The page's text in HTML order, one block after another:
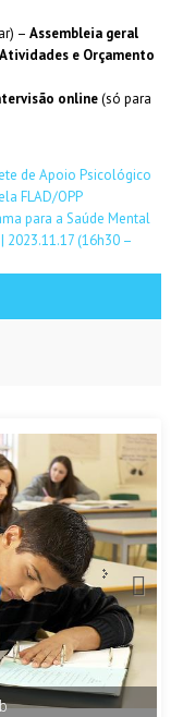
– Assembleia geral
e Orçamento
online(só para
de Apoio Psicológico
FLAD/OPP
para a Saúde Mental
(16h30 –